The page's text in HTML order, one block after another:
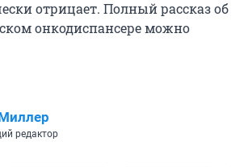
отрицает. Полный рассказ об
онкодиспансере можно
редактор